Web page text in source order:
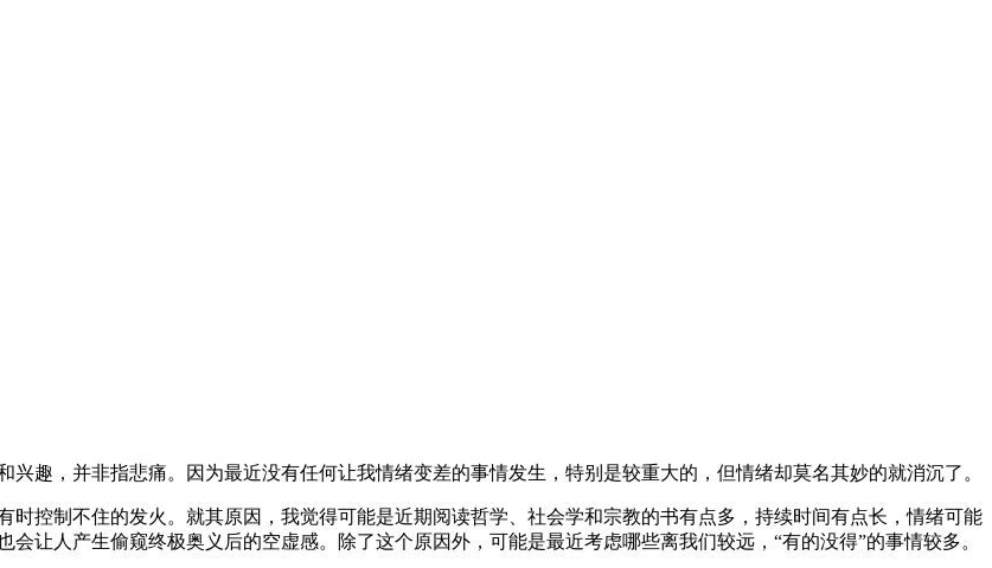
趣，并非指悲痛。因为最近没有任何让我情绪变差的事情发生，特别是较重大的，但情绪却莫名其妙的就消沉了。
控制不住的发火。就其原因，我觉得可能是近期阅读哲学、社会学和宗教的书有点多，持续时间有点长，情绪可能
让人产生偷窥终极奥义后的空虚感。除了这个原因外，可能是最近考虑哪些离我们较远，“有的没得”的事情较多。